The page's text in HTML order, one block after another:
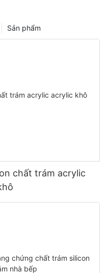
Sản phẩm
chất trám acrylic